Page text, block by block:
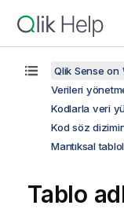
Qlik Sense
Verileri
Kodlarla veri
Kod söz
Mantıksal
Tablo